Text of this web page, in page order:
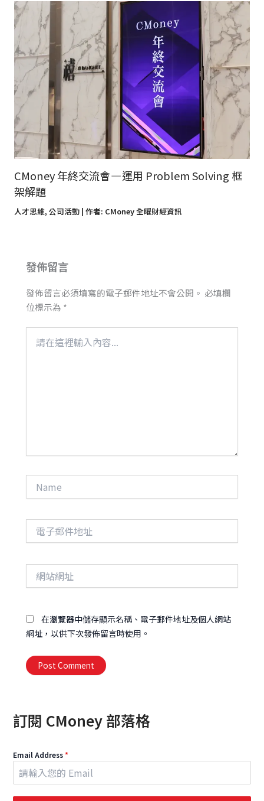
CMoney 年終交流會 — 運用 Problem Solving 框
架解題
人才思維, 公司活動| 作者: CMoney 全曜財經資訊
發佈留言
發佈留言必須填寫的電子郵件地址不會公開。 必填欄
位標示為 *
在瀏覽器中儲存顯示名稱、電子郵件地址及個人網站
網址，以供下次發佈留言時使用。
訂閱 CMoney 部落格
Email Address*